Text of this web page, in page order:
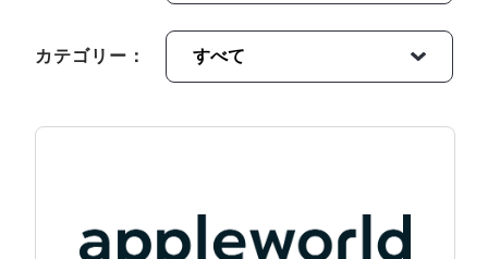
カテゴリー：